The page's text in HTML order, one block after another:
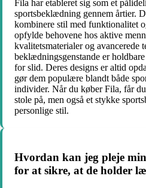
Fila har etableret sig som et
sportsbeklædning gennem årtier.
kombinere stil med funktionalitet
opfylde behovene hos aktive
kvalitetsmaterialer og avancerede
beklædningsgenstande er
for slid. Deres designs er altid
gør dem populære blandt både
individer. Når du køber Fila, får
stole på, men også et stykke
personlige stil.
Hvordan kan jeg pleje
for at sikre, at de holder